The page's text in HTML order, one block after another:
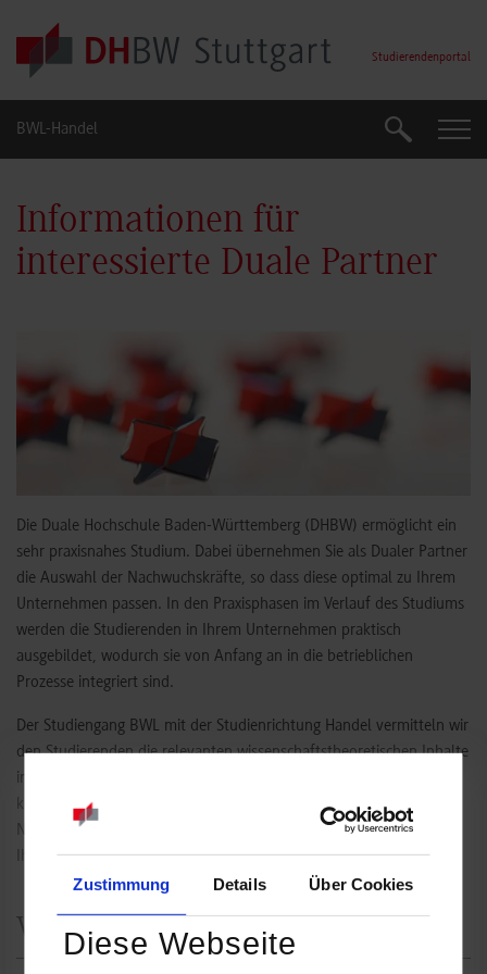
Zustimmung Details Über Cookies
Diese Webseite
Skip to main content
Studierendenportal
BWL-Handel Suche
Informationen für
interessierte Duale Partner
Die Duale Hochschule Baden-Württemberg (DHBW) ermöglicht ein
sehr praxisnahes Studium. Dabei übernehmen Sie als Dualer Partner
die Auswahl der Nachwuchskräfte, so dass diese optimal zu Ihrem
Unternehmen passen. In den Praxisphasen im Verlauf des Studiums
werden die Studierenden in Ihrem Unternehmen praktisch
ausgebildet, wodurch sie von Anfang an in die betrieblichen
Prozesse integriert sind.
Der Studiengang BWL mit der Studienrichtung Handel vermitteln wir
den Studierenden die relevanten wissenschaftstheoretischen Inhalte
inmitten des Bank- und Börsenplatzes Stuttgart. Mit Hilfe
kompetenter Lehrbeauftragter aus Theorie & Praxis erhalten Ihre
Nachwuchskräfte fundiertes fachspezifisches Know-how, das in
Ihrem Unternehmen direkt angewendet werden kann.
Vorteile für Sie